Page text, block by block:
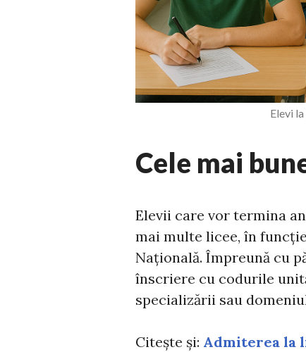
Elevi
Cele mai
Elevii care vor termina
mai multe licee, în
Națională. Împreună cu
înscriere cu codurile
specializării sau
Citește și: Admiterea la